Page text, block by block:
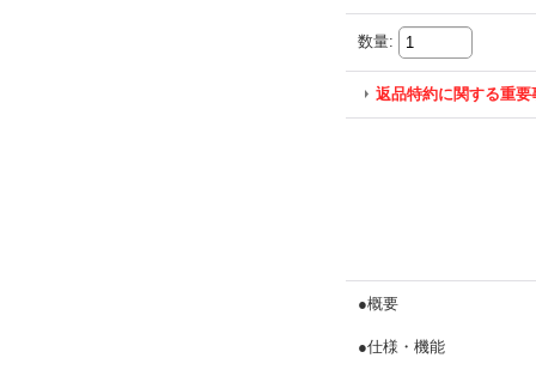
数量:
返品特約に関する重要
●概要
●仕様・機能